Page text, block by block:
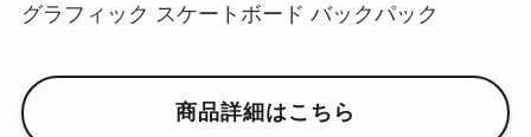
グラフィック スケートボード バックパック
商品詳細はこちら